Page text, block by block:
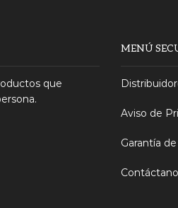
que
MENÚ
Aviso de
Garantía